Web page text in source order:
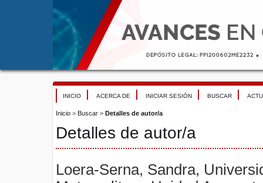
INICIO ACERCA DE INICIAR SESIÓN BUSCAR
Inicio > Buscar > Detalles de autor/a
Detalles de autor/a
Loera-Serna, Sandra,